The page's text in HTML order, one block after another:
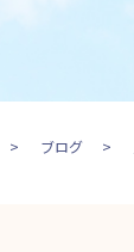
ブログ